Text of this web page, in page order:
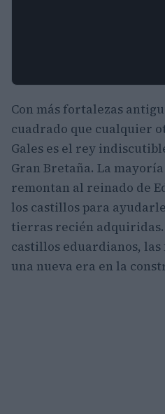
Con más fortalezas
cuadrado que cualquier
Gales es el rey
Gran Bretaña. La
remontan al reinado de
los castillos para
tierras recién adquiridas.
castillos eduardianos,
una nueva era en la